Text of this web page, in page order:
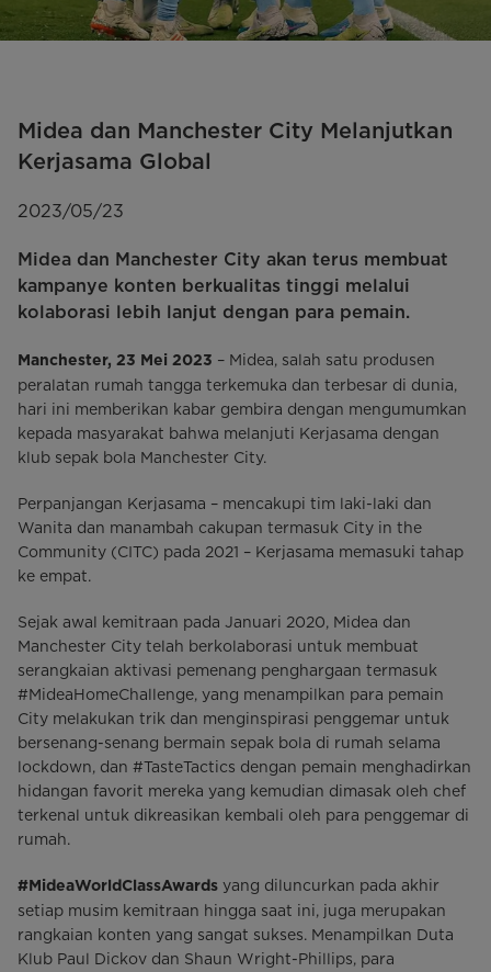
Midea dan Manchester City Melanjutkan
Kerjasama Global
Midea dan Manchester City akan terus membuat
kampanye konten berkualitas tinggi melalui
kolaborasi lebih lanjut dengan para pemain.
2023/05/23
Manchester, 23 Mei 2023 – Midea, salah satu produsen
peralatan rumah tangga terkemuka dan terbesar di dunia,
hari ini memberikan kabar gembira dengan mengumumkan
kepada masyarakat bahwa melanjuti Kerjasama dengan
klub sepak bola Manchester City.
Perpanjangan Kerjasama – mencakupi tim laki-laki dan
Wanita dan manambah cakupan termasuk City in the
Community (CITC) pada 2021 – Kerjasama memasuki tahap
ke empat.
Sejak awal kemitraan pada Januari 2020, Midea dan
Manchester City telah berkolaborasi untuk membuat
serangkaian aktivasi pemenang penghargaan termasuk
#MideaHomeChallenge, yang menampilkan para pemain
City melakukan trik dan menginspirasi penggemar untuk
bersenang-senang bermain sepak bola di rumah selama
lockdown, dan #TasteTactics dengan pemain menghadirkan
hidangan favorit mereka yang kemudian dimasak oleh chef
terkenal untuk dikreasikan kembali oleh para penggemar di
rumah.
#MideaWorldClassAwards yang diluncurkan pada akhir
setiap musim kemitraan hingga saat ini, juga merupakan
rangkaian konten yang sangat sukses. Menampilkan Duta
Klub Paul Dickov dan Shaun Wright-Phillips, para